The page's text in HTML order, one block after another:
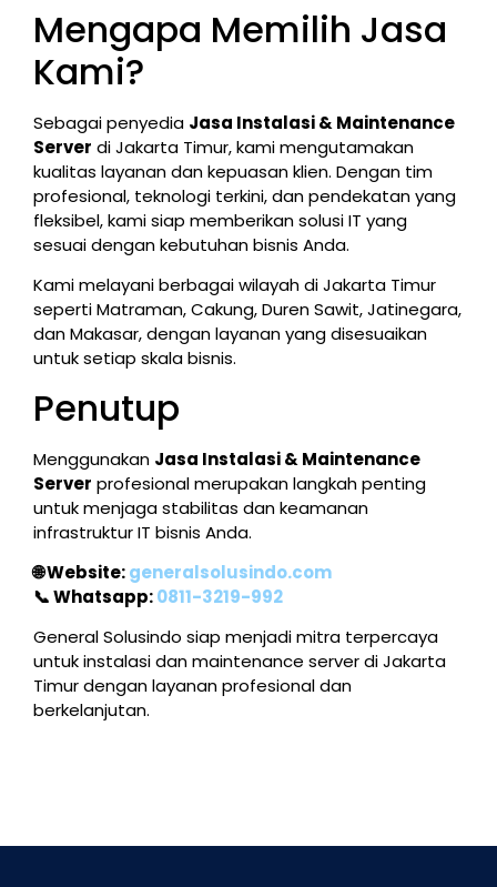
Mengapa Memilih Jasa
Kami?
Sebagai penyedia Jasa Instalasi & Maintenance
Server di Jakarta Timur, kami mengutamakan
kualitas layanan dan kepuasan klien. Dengan tim
profesional, teknologi terkini, dan pendekatan yang
fleksibel, kami siap memberikan solusi IT yang
sesuai dengan kebutuhan bisnis Anda.
Kami melayani berbagai wilayah di Jakarta Timur
seperti Matraman, Cakung, Duren Sawit, Jatinegara,
dan Makasar, dengan layanan yang disesuaikan
untuk setiap skala bisnis.
Penutup
Menggunakan Jasa Instalasi & Maintenance
Server profesional merupakan langkah penting
untuk menjaga stabilitas dan keamanan
infrastruktur IT bisnis Anda.
🌐 Website:generalsolusindo.com
📞 Whatsapp:0811-3219-992
General Solusindo siap menjadi mitra terpercaya
untuk instalasi dan maintenance server di Jakarta
Timur dengan layanan profesional dan
berkelanjutan.